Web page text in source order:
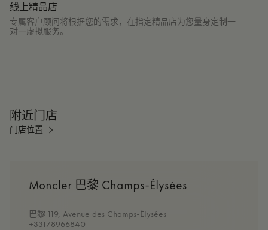
线上精品店
专属客户顾问将根据您的需求，在指定精品店为您量身定制一
对一虚拟服务。
附近门店
门店位置
Moncler 巴黎 Champs-Élysées
巴黎 119, Avenue des Champs-Élysées
+33178966840